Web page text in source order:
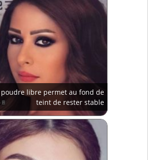
poudre libre permet au fond de
teint de rester stable